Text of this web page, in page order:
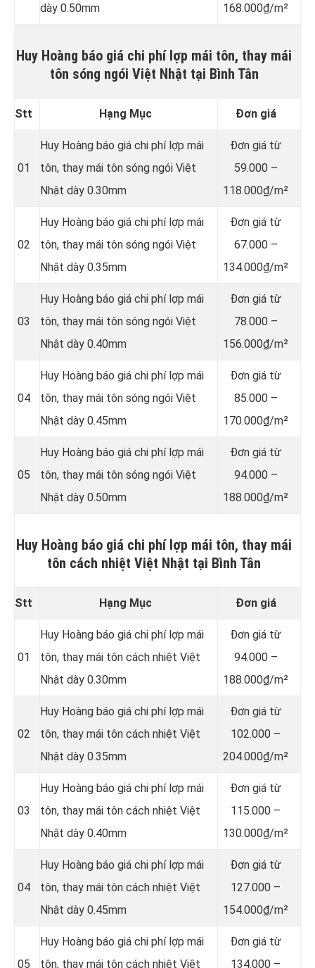
dày 0.50mm
168.000₫/m²
Huy Hoàng báo giá chi phí lợp mái tôn, thay mái
tôn sóng ngói Việt Nhật tại Bình Tân
Stt Hạng Mục Đơn giá
01
Huy Hoàng báo giá chi phí lợp mái
tôn, thay mái tôn sóng ngói Việt
Nhật dày 0.30mm
Đơn giá từ
59.000 –
118.000₫/m²
02
Huy Hoàng báo giá chi phí lợp mái
tôn, thay mái tôn sóng ngói Việt
Nhật dày 0.35mm
Đơn giá từ
67.000 –
134.000₫/m²
03
Huy Hoàng báo giá chi phí lợp mái
tôn, thay mái tôn sóng ngói Việt
Nhật dày 0.40mm
Đơn giá từ
78.000 –
156.000₫/m²
04
Huy Hoàng báo giá chi phí lợp mái
tôn, thay mái tôn sóng ngói Việt
Nhật dày 0.45mm
Đơn giá từ
85.000 –
170.000₫/m²
05
Huy Hoàng báo giá chi phí lợp mái
tôn, thay mái tôn sóng ngói Việt
Nhật dày 0.50mm
Đơn giá từ
94.000 –
188.000₫/m²
Huy Hoàng báo giá chi phí lợp mái tôn, thay mái
tôn cách nhiệt Việt Nhật tại Bình Tân
Stt Hạng Mục Đơn giá
01
Huy Hoàng báo giá chi phí lợp mái
tôn, thay mái tôn cách nhiệt Việt
Nhật dày 0.30mm
Đơn giá từ
94.000 –
188.000₫/m²
02
Huy Hoàng báo giá chi phí lợp mái
tôn, thay mái tôn cách nhiệt Việt
Nhật dày 0.35mm
Đơn giá từ
102.000 –
204.000₫/m²
03
Huy Hoàng báo giá chi phí lợp mái
tôn, thay mái tôn cách nhiệt Việt
Nhật dày 0.40mm
Đơn giá từ
115.000 –
130.000₫/m²
04
Huy Hoàng báo giá chi phí lợp mái
tôn, thay mái tôn cách nhiệt Việt
Nhật dày 0.45mm
Đơn giá từ
127.000 –
154.000₫/m²
05
Huy Hoàng báo giá chi phí lợp mái
tôn, thay mái tôn cách nhiệt Việt
Đơn giá từ
134.000 –